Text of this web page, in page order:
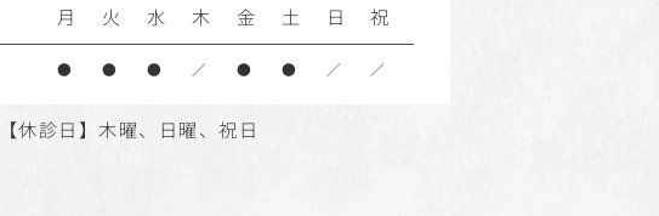
月 火 水 木 金 土 日
祝
● ● ● ／ ● ● ／ ／
【休診日】木曜、日曜、祝日